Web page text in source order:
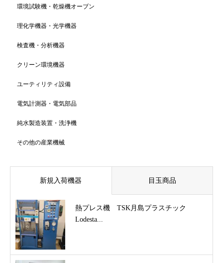
環境試験機・乾燥機オーブン
理化学機器・光学機器
検査機・分析機器
クリーン環境機器
ユーティリティ設備
電気計測器・電気部品
純水製造装置・洗浄機
その他の産業機械
新規入荷機器 目玉商品
熱プレス機 TSK月島プラスチック
Lodesta...